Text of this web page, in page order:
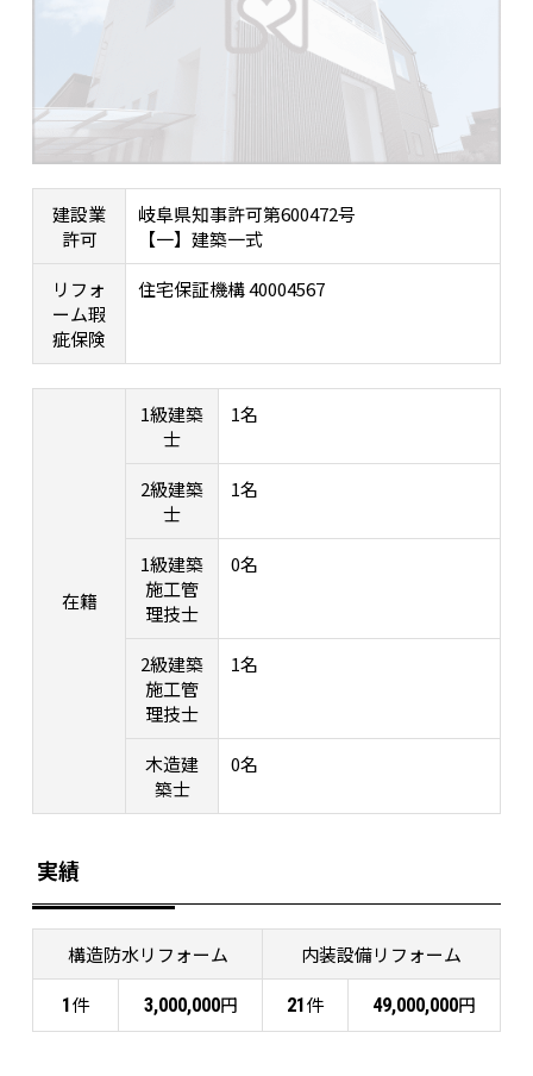
建設業
許可
岐阜県知事許可第600472号
【一】建築一式
リフォ
ーム瑕
疵保険
住宅保証機構 40004567
在籍
1級建築
士
1名
2級建築
士
1名
1級建築
施工管
理技士
0名
2級建築
施工管
理技士
1名
木造建
築士
0名
実績
構造防水リフォーム 内装設備リフォーム
1件 3,000,000円 21件 49,000,000円